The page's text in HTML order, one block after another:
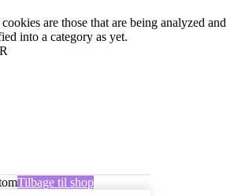
are those that are being analyzed and
into a category as yet.
Tilbage til shop